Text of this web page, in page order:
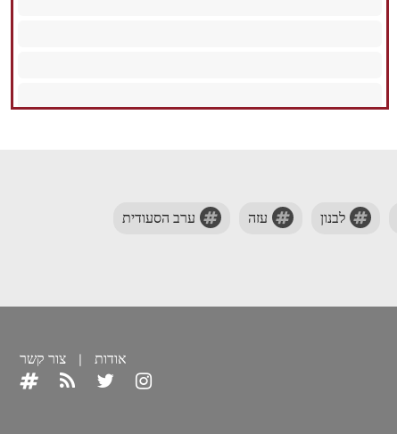
לבנון עזה ערב הסעודית
אודות צור קשר